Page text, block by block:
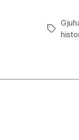
Tags